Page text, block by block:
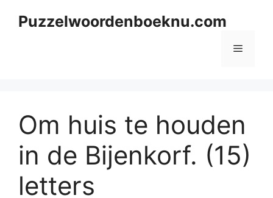
Puzzelwoordenboeknu.com
Menu
Om huis te houden
in de Bijenkorf. (15)
letters